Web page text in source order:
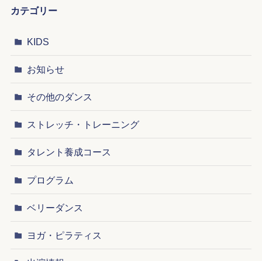
カテゴリー
KIDS
お知らせ
その他のダンス
ストレッチ・トレーニング
タレント養成コース
プログラム
ベリーダンス
ヨガ・ピラティス